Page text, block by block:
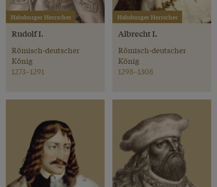
Habsburger Herrscher
Rudolf I.
Römisch-deutscher
König
1273–1291
Habsburger Herrscher
Albrecht I.
Römisch-deutscher
König
1298–1308